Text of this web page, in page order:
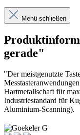
Menü schließen
gerade"
"Der meistgenutzte
Hartmetallschaft für
Industriestandard für
Aluminium-Scanning).